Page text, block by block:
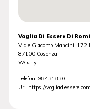
Voglia Di Essere Di
Viale Giacomo Mancini, 172
87100 Cosenza
Włochy
Telefon: 98431830
Url: https://